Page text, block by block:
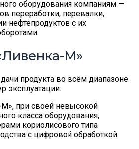
оборудования компаниям —
переработки, перевалки,
нефтепродуктов с их
М»
продукта во всём диапазоне
эксплуатации.
при своей невысокой
класса оборудования,
кориолисового типа
с цифровой обработкой